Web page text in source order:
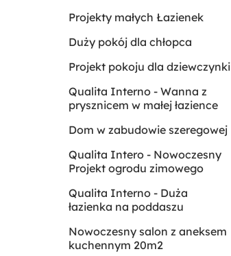
Projekty małych Łazienek
Duży pokój dla chłopca
Projekt pokoju dla dziewczynki
Qualita Interno - Wanna z
prysznicem w małej łazience
Dom w zabudowie szeregowej
Qualita Intero - Nowoczesny
Projekt ogrodu zimowego
Qualita Interno - Duża
łazienka na poddaszu
Nowoczesny salon z aneksem
kuchennym 20m2